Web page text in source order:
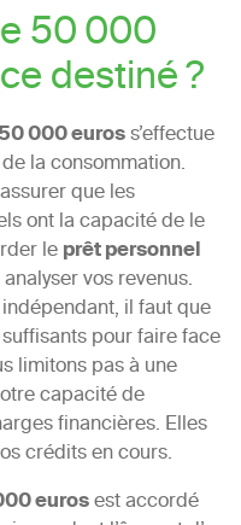
50 000
destiné ?
000 euross’effectue
la consommation.
que les
ont la capacité de le
leprêt personnel
vos revenus.
il faut que
pour faire face
limitons pas à une
capacité de
financières. Elles
crédits en cours.
eurosest accordé